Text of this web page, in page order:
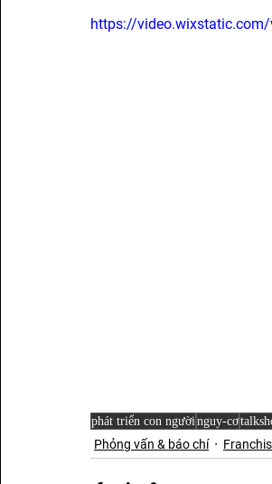
https://
phát triển con ngườinguy-cơ
Phỏng vấn & báo chí